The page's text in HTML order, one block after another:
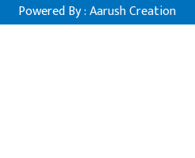
Powered By :Aarush Creation